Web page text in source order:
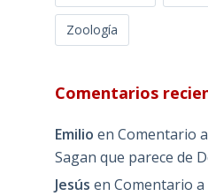
Zoología
Comentarios
Emilio en Comentario
Sagan que parece de
Jesús en Comentario